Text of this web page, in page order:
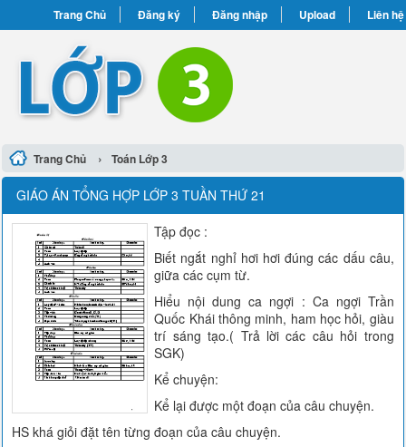
Trang Chủ Đăng ký Đăng nhập Upload Liên hệ
Trang Chủ › Toán Lớp 3
GIÁO ÁN TỔNG HỢP LỚP 3 TUẦN THỨ 21
Tập đọc :
Biết ngắt nghỉ hơi hơi đúng các dấu câu,
giữa các cụm từ.
Hiểu nội dung ca ngợi : Ca ngợi Trần
Quốc Khái thông minh, ham học hỏi, giàu
trí sáng tạo.( Trả lời các câu hỏi trong
SGK)
Kể chuyện:
Kể lại được một đoạn của câu chuyện.
HS khá giỏi đặt tên từng đoạn của câu chuyện.